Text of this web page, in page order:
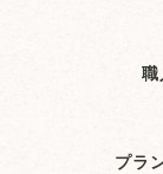
プラ